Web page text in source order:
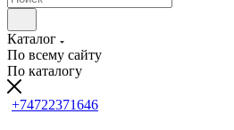
Каталог
По всему сайту
По каталогу
+74722371646